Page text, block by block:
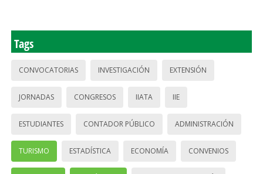
Tags
CONVOCATORIAS INVESTIGACIÓN EXTENSIÓN
JORNADAS CONGRESOS IIATA IIE
ESTUDIANTES CONTADOR PÚBLICO ADMINISTRACIÓN
TURISMO ESTADÍSTICA ECONOMÍA CONVENIOS